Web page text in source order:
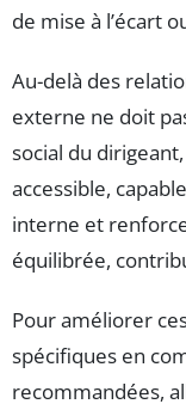
de mise à l’écart
Au-delà des
externe ne doit
social du
accessible,
interne et
équilibrée,
Pour améliorer
spécifiques en
recommandées,